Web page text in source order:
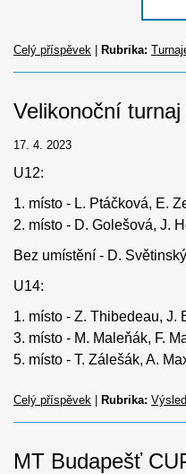
Celý příspěvek Rubrika:
Velikonoční
17. 4. 2023
U12:
1. místo - L. Ptáčková, E.
2. místo - D. Golešová, J.
Bez umístění - D.
U14:
1. místo - Z. Thibedeau, J.
3. místo - M. Maleňák, F.
5. místo - T. Zálešák, A.
Celý příspěvek Rubrika:
MT Budapešť